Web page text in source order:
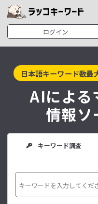
ログイン
日本語キーワード数最
AIによる
情報ソ
キーワード調査